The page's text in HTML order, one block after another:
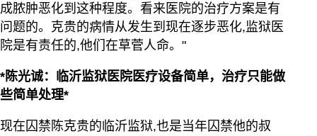
成脓肿恶化到这种程度。看来医院的治疗方案是有
问题的。克贵的病情从发生到现在逐步恶化,监狱医
院是有责任的,他们在草菅人命。"
*陈光诚：临沂监狱医院医疗设备简单，治疗只能做
些简单处理*
现在囚禁陈克贵的临沂监狱,也是当年囚禁他的叔